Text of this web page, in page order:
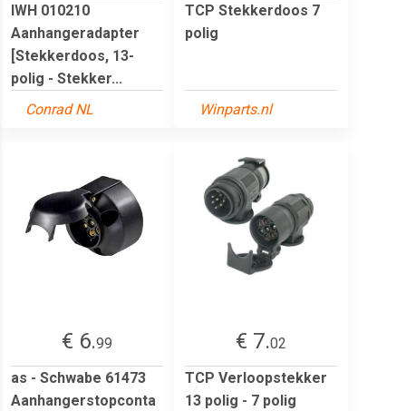
IWH 010210
Aanhangeradapter
[Stekkerdoos, 13-
polig - Stekker...
Conrad NL
TCP Stekkerdoos 7
polig
Winparts.nl
€ 6.99
as - Schwabe 61473
Aanhangerstopconta
€ 7.02
TCP Verloopstekker
13 polig - 7 polig